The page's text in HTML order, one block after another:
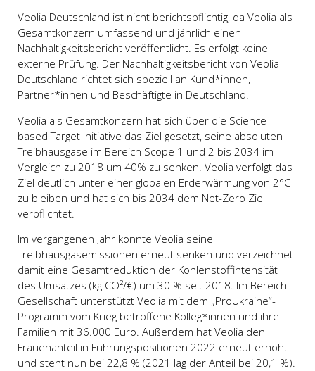
Veolia Deutschland ist nicht berichtspflichtig, da Veolia als
Gesamtkonzern umfassend und jährlich einen
Nachhaltigkeitsbericht veröffentlicht. Es erfolgt keine
externe Prüfung. Der Nachhaltigkeitsbericht von Veolia
Deutschland richtet sich speziell an Kund*innen,
Partner*innen und Beschäftigte in Deutschland.
Veolia als Gesamtkonzern hat sich über die Science-
based Target Initiative das Ziel gesetzt, seine absoluten
Treibhausgase im Bereich Scope 1 und 2 bis 2034 im
Vergleich zu 2018 um 40% zu senken. Veolia verfolgt das
Ziel deutlich unter einer globalen Erderwärmung von 2°C
zu bleiben und hat sich bis 2034 dem Net-Zero Ziel
verpflichtet.
Im vergangenen Jahr konnte Veolia seine
Treibhausgasemissionen erneut senken und verzeichnet
damit eine Gesamtreduktion der Kohlenstoffintensität
des Umsatzes (kg CO²/€) um 30 % seit 2018. Im Bereich
Gesellschaft unterstützt Veolia mit dem „ProUkraine“-
Programm vom Krieg betroffene Kolleg*innen und ihre
Familien mit 36.000 Euro. Außerdem hat Veolia den
Frauenanteil in Führungspositionen 2022 erneut erhöht
und steht nun bei 22,8 % (2021 lag der Anteil bei 20,1 %).